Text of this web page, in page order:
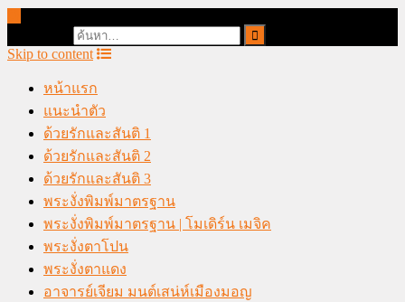
Skip to content
หน้าแรก
แนะนำตัว
ด้วยรักและสันติ 1
ด้วยรักและสันติ 2
ด้วยรักและสันติ 3
พระงั่งพิมพ์มาตรฐาน
พระงั่งพิมพ์มาตรฐาน | โมเดิร์น เมจิค
พระงั่งตาโปน
พระงั่งตาแดง
อาจารย์เจียม มนต์เสน่ห์เมืองมอญ